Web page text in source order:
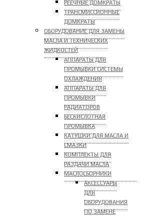
РЕЕЧНЫЕ ДОМКРАТЫ
ТРАНСМИССИОННЫЕ
ДОМКРАТЫ
ОБОРУДОВАНИЕ ДЛЯ ЗАМЕНЫ
МАСЛА И ТЕХНИЧЕСКИХ
ЖИДКОСТЕЙ
АППАРАТЫ ДЛЯ
ПРОМЫВКИ СИСТЕМЫ
ОХЛАЖДЕНИЯ
АППАРАТЫ ДЛЯ
ПРОМЫВКИ
РАДИАТОРОВ
БЕСКИСЛОТНАЯ
ПРОМЫВКА
КАТУШКИ ДЛЯ МАСЛА И
СМАЗКИ
КОМПЛЕКТЫ ДЛЯ
РАЗДАЧИ МАСЛА
МАСЛОСБОРНИКИ
АКСЕССУАРЫ
ДЛЯ
ОБОРУДОВАНИЯ
ПО ЗАМЕНЕ